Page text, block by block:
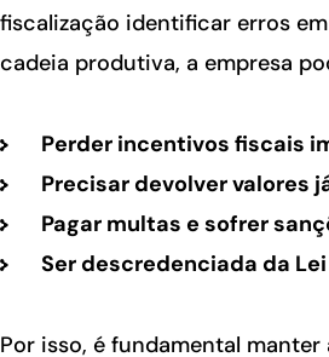
fiscalização identificar erros
cadeia produtiva, a empresa
Perder incentivos fiscais
Precisar devolver valores
Pagar multas e sofrer
Ser descredenciada da
Por isso, é fundamental